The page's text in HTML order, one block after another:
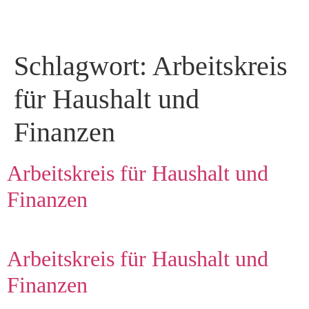
Schlagwort: Arbeitskreis
für Haushalt und
Finanzen
Arbeitskreis für Haushalt und
Finanzen
Arbeitskreis für Haushalt und
Finanzen